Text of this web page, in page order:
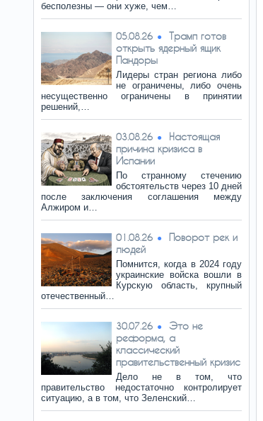
бесполезны — они хуже, чем…
05.08.26
Трамп готов
открыть ядерный ящик
Пандоры
Лидеры стран региона либо
не ограничены, либо очень
несущественно ограничены в принятии
решений,…
03.08.26
Настоящая
причина кризиса в
Испании
По странному стечению
обстоятельств через 10 дней
после заключения соглашения между
Алжиром и…
01.08.26
Поворот рек и
людей
Помнится, когда в 2024 году
украинские войска вошли в
Курскую область, крупный
отечественный…
30.07.26
Это не
реформа, а
классический
правительственный кризис
Дело не в том, что
правительство недостаточно контролирует
ситуацию, а в том, что Зеленский…